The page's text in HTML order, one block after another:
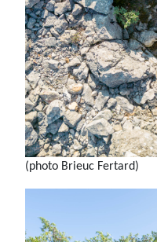
(photo Brieuc Fertard)